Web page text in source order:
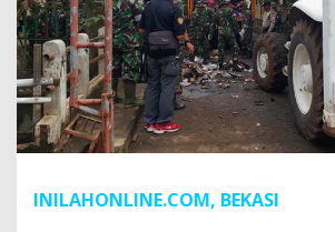
INILAHONLINE.COM, BEKASI